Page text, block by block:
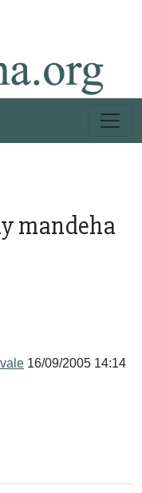
mandeha
vale 16/09/2005 14:14